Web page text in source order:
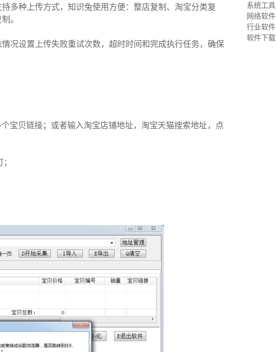
多种上传方式，知识兔使用方便：整店复制、淘宝分类复
。
况设置上传失败重试次数，超时时间和完成执行任务，确保
宝贝链接；或者输入淘宝店铺地址，淘宝天猫搜索地址，点
系统工具
网络软件
行业软件
软件下载